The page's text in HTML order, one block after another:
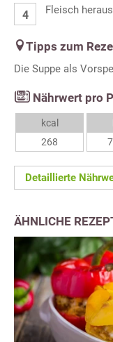
Fleisch
Tipps zum
Die Suppe als
Nährwert pro
kcal
268
Detaillierte
ÄHNLICHE